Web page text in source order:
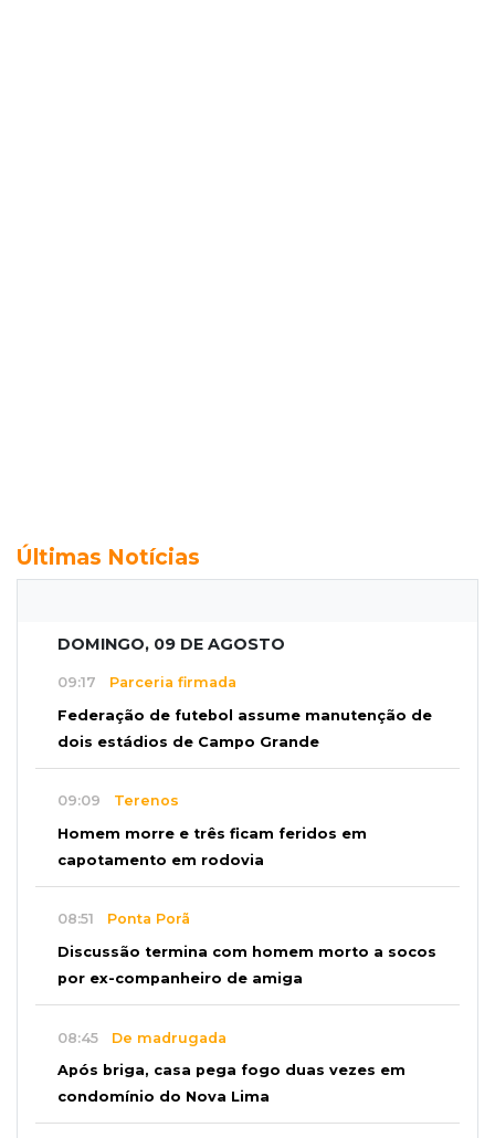
Últimas Notícias
DOMINGO, 09 DE AGOSTO
09:17 Parceria firmada
Federação de futebol assume manutenção de
dois estádios de Campo Grande
09:09 Terenos
Homem morre e três ficam feridos em
capotamento em rodovia
08:51 Ponta Porã
Discussão termina com homem morto a socos
por ex-companheiro de amiga
08:45 De madrugada
Após briga, casa pega fogo duas vezes em
condomínio do Nova Lima